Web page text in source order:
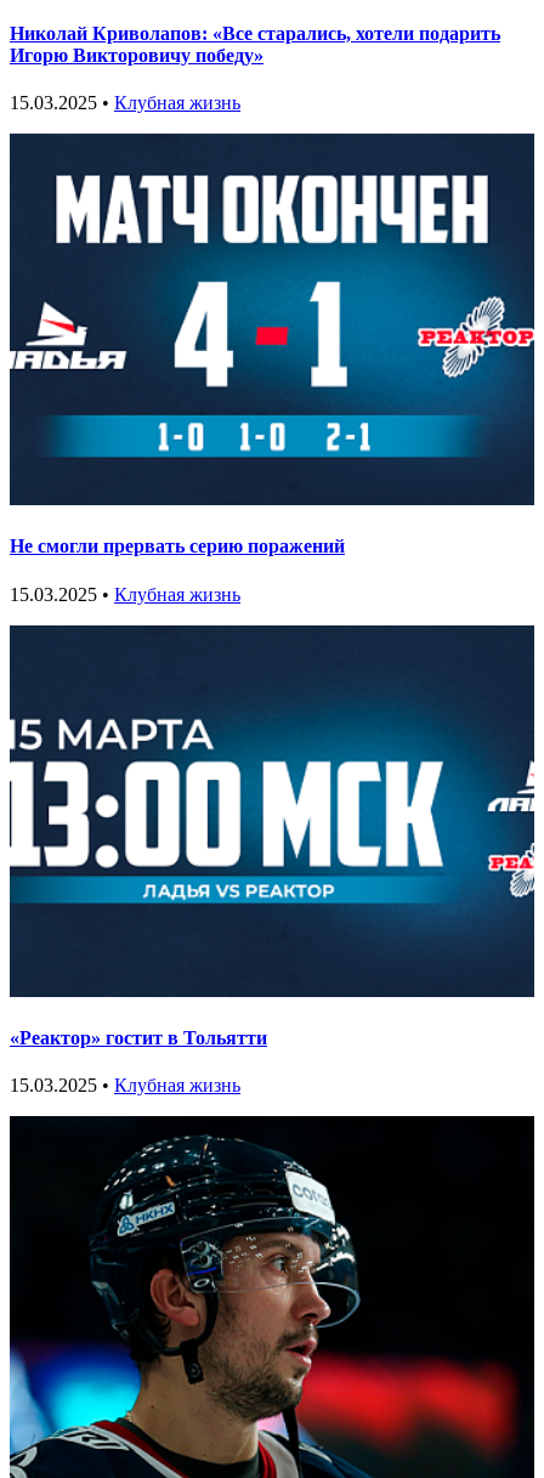
Николай Криволапов: «Все старались, хотели подарить
Игорю Викторовичу победу»
15.03.2025 • Клубная жизнь
Не смогли прервать серию поражений
15.03.2025 • Клубная жизнь
«Реактор» гостит в Тольятти
15.03.2025 • Клубная жизнь